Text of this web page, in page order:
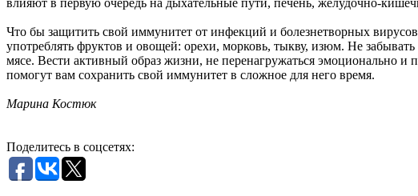
Что бы защитить свой иммунитет от инфекций и болезнетворных
употреблять фруктов и овощей: орехи, морковь, тыкву, изюм. Не
мясе. Вести активный образ жизни, не перенагружаться эмоционально и
помогут вам сохранить свой иммунитет в сложное для него время.
Марина Костюк
Поделитесь в соцсетях: